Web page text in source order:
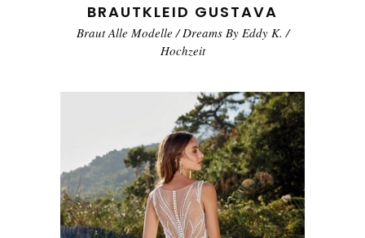
BRAUTKLEID GUSTAVA
Braut Alle Modelle /Dreams By Eddy K. /
Hochzeit